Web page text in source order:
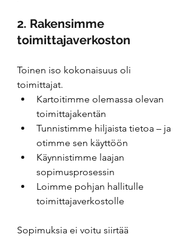
2. Rakensimme
toimittajaverkoston
Toinen iso kokonaisuus oli
toimittajat.
Kartoitimme olemassa olevan
toimittajakentän
Tunnistimme hiljaista tietoa – ja
otimme sen käyttöön
Käynnistimme laajan
sopimusprosessin
Loimme pohjan hallitulle
toimittajaverkostolle
Sopimuksia ei voitu siirtää